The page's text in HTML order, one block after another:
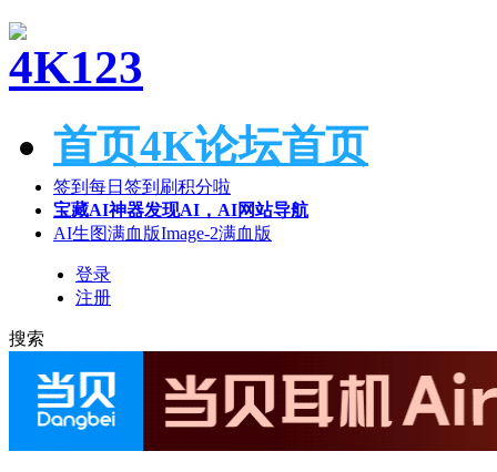
首页4K论坛首页
签到 每日签到刷积分啦
宝藏AI神器发现AI，AI网站导航
AI生图满血版Image-2满血版
登录
注册
搜索